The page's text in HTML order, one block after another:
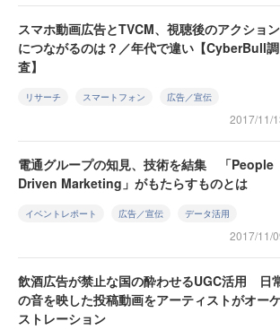
スマホ動画広告とTVCM、視聴後のアクション
につながるのは？／年代で違い【CyberBull調
査】
リサーチ スマートフォン 広告／宣伝
2017/11/
電通グループの知見、技術を結集 「People
Driven Marketing」がもたらすものとは
イベントレポート 広告／宣伝 データ活用
2017/11/
飲酒広告が禁止な国の酔わせるUGC活用 日
の音を映した投稿動画をアーティストがオー
ストレーション